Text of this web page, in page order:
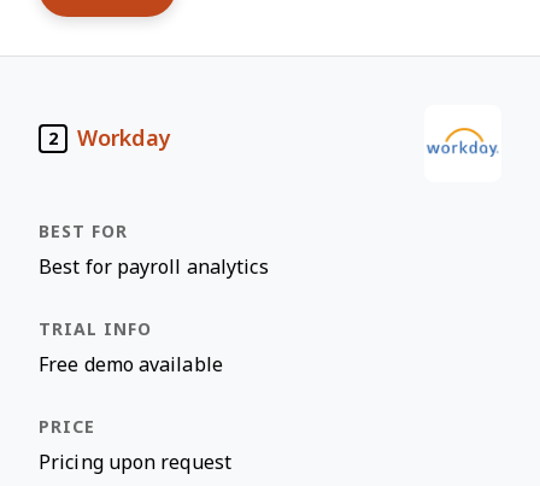
2 Workday
Best for payroll analytics
Free demo available
Pricing upon request